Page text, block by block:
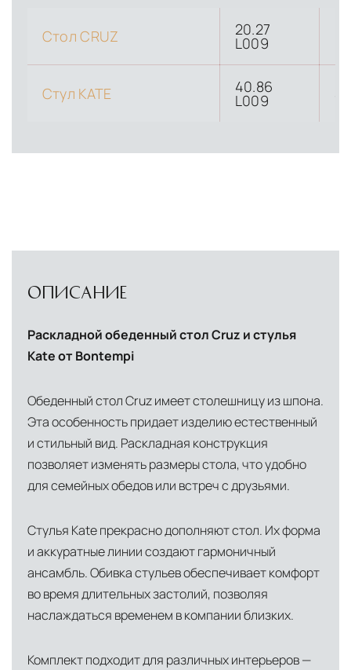
Стол CRUZ 20.27
L009
Стул KATE 40.86
L009
ОПИСАНИЕ
Раскладной обеденный стол Cruz и стулья
Kate от Bontempi
Обеденный стол Cruz имеет столешницу из шпона.
Эта особенность придает изделию естественный
и стильный вид. Раскладная конструкция
позволяет изменять размеры стола, что удобно
для семейных обедов или встреч с друзьями.
Стулья Kate прекрасно дополняют стол. Их форма
и аккуратные линии создают гармоничный
ансамбль. Обивка стульев обеспечивает комфорт
во время длительных застолий, позволяя
наслаждаться временем в компании близких.
Комплект подходит для различных интерьеров —